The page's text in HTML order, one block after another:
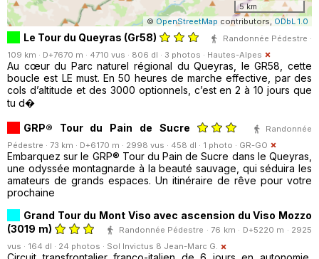
5 km
© OpenStreetMap contributors, ODbL 1.0
Le Tour du Queyras (Gr58)
Randonnée Pédestre ·
109 km · D+7670 m · 4710 vus · 806 dl · 3 photos · Hautes-Alpes
Au cœur du Parc naturel régional du Queyras, le GR58, cette
boucle est LE must. En 50 heures de marche effective, par des
cols d’altitude et des 3000 optionnels, c’est en 2 à 10 jours que
tu d�
GRP® Tour du Pain de Sucre
Randonnée
Pédestre · 73 km · D+6170 m · 2998 vus · 458 dl · 1 photo · GR-GO
Embarquez sur le GRP® Tour du Pain de Sucre dans le Queyras,
une odyssée montagnarde à la beauté sauvage, qui séduira les
amateurs de grands espaces. Un itinéraire de rêve pour votre
prochaine
Grand Tour du Mont Viso avec ascension du Viso Mozzo
(3019 m)
Randonnée Pédestre · 76 km · D+5220 m · 2925
vus · 164 dl · 24 photos · Sol Invictus 8 Jean-Marc G.